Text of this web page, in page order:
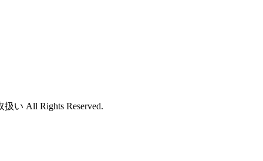
い All Rights Reserved.